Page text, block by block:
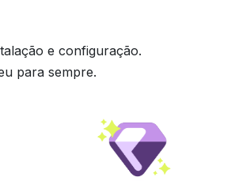
e configuração.
para sempre.